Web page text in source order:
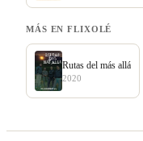
MÁS EN FLIXOLÉ
Rutas del más allá
2020